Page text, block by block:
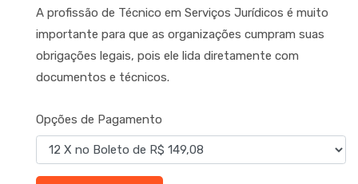
A profissão de Técnico em Serviços Jurídicos é muito
importante para que as organizações cumpram suas
obrigações legais, pois ele lida diretamente com
documentos e técnicos.
Opções de Pagamento